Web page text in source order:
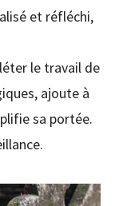
et réfléchi,
le travail de
ajoute à
sa portée.